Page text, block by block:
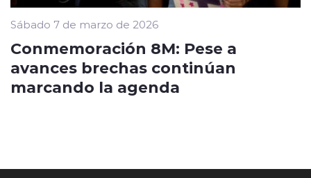
Sábado 7 de marzo de 2026
Conmemoración 8M: Pese a
avances brechas continúan
marcando la agenda